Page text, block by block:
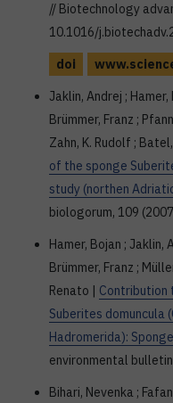
// Biotechnology
10.1016/
doi
Jaklin, Andrej ;
Brümmer, Franz ;
Zahn, K. Rudolf ;
of the sponge
study (northen
biologorum, 109
Hamer, Bojan ; Jaklin,
Brümmer, Franz ;
Renato | Contribution
Suberites domuncula
Hadromerida):
environmental
Bihari, Nevenka ;